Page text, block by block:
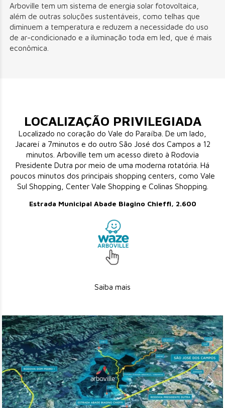
Arboville tem um sistema de energia solar fotovoltaica,
além de outras soluções sustentáveis, como telhas que
diminuem a temperatura e reduzem a necessidade do uso
de ar-condicionado e a iluminação toda em led, que é mais
econômica.
LOCALIZAÇÃO PRIVILEGIADA
Localizado no coração do Vale do Paraíba. De um lado,
Jacareí a 7minutos e do outro São José dos Campos a 12
minutos. Arboville tem um acesso direto à Rodovia
Presidente Dutra por meio de uma moderna rotatória. Há
poucos minutos dos principais shopping centers, como Vale
Sul Shopping, Center Vale Shopping e Colinas Shopping.
Estrada Municipal Abade Biagino Chieffi, 2.600
Saiba mais